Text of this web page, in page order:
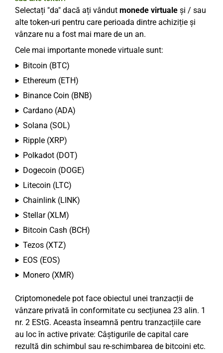
Selectați "da" dacă ați vândut monede virtuale și / sau
alte token-uri pentru care perioada dintre achiziție și
vânzare nu a fost mai mare de un an.
Cele mai importante monede virtuale sunt:
Bitcoin (BTC)
Ethereum (ETH)
Binance Coin (BNB)
Cardano (ADA)
Solana (SOL)
Ripple (XRP)
Polkadot (DOT)
Dogecoin (DOGE)
Litecoin (LTC)
Chainlink (LINK)
Stellar (XLM)
Bitcoin Cash (BCH)
Tezos (XTZ)
EOS (EOS)
Monero (XMR)
Criptomonedele pot face obiectul unei tranzacții de
vânzare privată în conformitate cu secțiunea 23 alin. 1
nr. 2 EStG. Aceasta înseamnă pentru tranzacțiile care
au loc în active private: Câștigurile de capital care
rezultă din schimbul sau re-schimbarea de bitcoini etc.